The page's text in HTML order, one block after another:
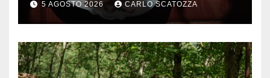
sfogliatella, in diretta da
Pintauro
5 AGOSTO 2026 CARLO SCATOZZA